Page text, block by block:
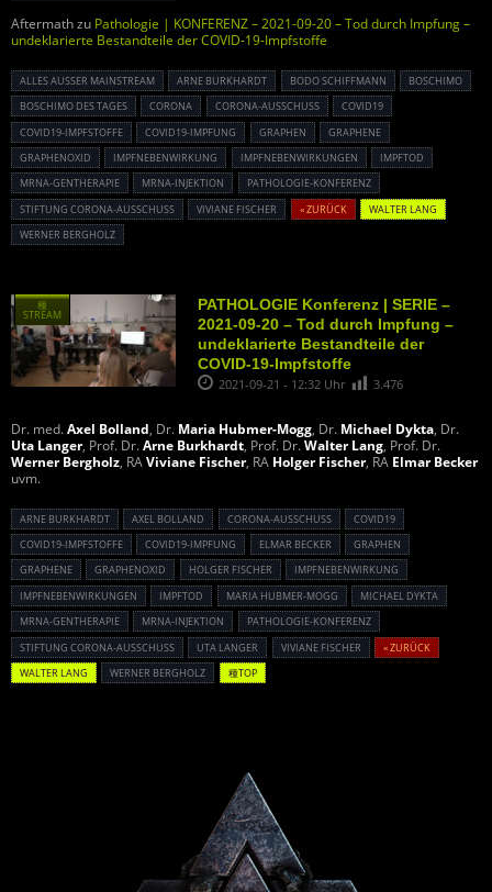
Aftermath zu Pathologie | KONFERENZ – 2021-09-20 – Tod durch Impfung –
undeklarierte Bestandteile der COVID-19-Impfstoffe
ALLES AUSSER MAINSTREAM ARNE BURKHARDT BODO SCHIFFMANN
BOSCHIMO
BOSCHIMO DES TAGES
CORONA CORONA-AUSSCHUSS
COVID19
COVID19-IMPFSTOFFE
COVID19-IMPFUNG GRAPHEN
GRAPHENE
GRAPHENOXID
IMPFNEBENWIRKUNG IMPFNEBENWIRKUNGEN
IMPFTOD
MRNA-GENTHERAPIE
MRNA-INJEKTION
PATHOLOGIE-KONFERENZ
STIFTUNG CORONA-AUSSCHUSS
VIVIANE FISCHER « ZURÜCK
WALTER LANG
WERNER BERGHOLZ
PATHOLOGIE Konferenz | SERIE –
2021-09-20 – Tod durch Impfung –
undeklarierte Bestandteile der
COVID-19-Impfstoffe
2021-09-21 - 12:32 Uhr 3.476
Dr. med.Axel Bolland, Dr. Maria Hubmer-Mogg, Dr. Michael Dykta, Dr.
Uta Langer, Prof. Dr.Arne Burkhardt, Prof. Dr.Walter Lang, Prof. Dr.
Werner Bergholz, RAViviane Fischer, RA Holger Fischer, RA Elmar Becker
uvm.
ARNE BURKHARDT AXEL BOLLAND CORONA-AUSSCHUSS
COVID19
COVID19-IMPFSTOFFE
COVID19-IMPFUNG ELMAR BECKER
GRAPHEN
GRAPHENE
GRAPHENOXID HOLGER FISCHER
IMPFNEBENWIRKUNG
IMPFNEBENWIRKUNGEN
IMPFTOD MARIA HUBMER-MOGG
MICHAEL DYKTA
MRNA-GENTHERAPIE
MRNA-INJEKTION
PATHOLOGIE-KONFERENZ
STIFTUNG CORONA-AUSSCHUSS
UTA LANGER VIVIANE FISCHER
« ZURÜCK
WALTER LANG
WERNER BERGHOLZ
種
STREAM
種TOP